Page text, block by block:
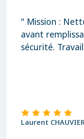
" Mission :
avant
sécurité.
Laurent